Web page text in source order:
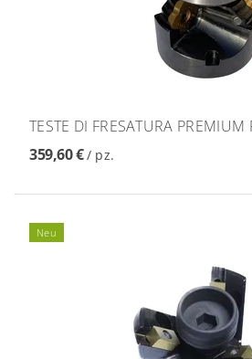
TESTE DI FRESATURA PREMIUM
359,60 €/ pz.
Neu